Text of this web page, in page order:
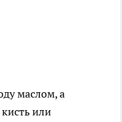
маслом, а
или